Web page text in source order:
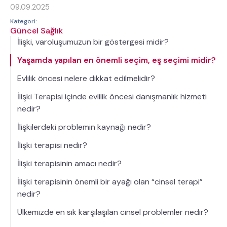
09.09.2025
Kategori:
Güncel Sağlık
İlişki, varoluşumuzun bir göstergesi midir?
Yaşamda yapılan en önemli seçim, eş seçimi midir?
Evlilik öncesi nelere dikkat edilmelidir?
İlişki Terapisi içinde evlilik öncesi danışmanlık hizmeti
nedir?
İlişkilerdeki problemin kaynağı nedir?
İlişki terapisi nedir?
İlişki terapisinin amacı nedir?
İlişki terapisinin önemli bir ayağı olan “cinsel terapi”
nedir?
Ülkemizde en sık karşılaşılan cinsel problemler nedir?